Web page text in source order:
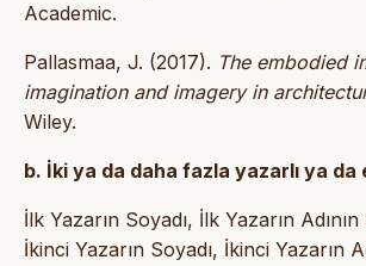
Academic.
Pallasmaa, J. (2017). The embodied
imagination and imagery in
Wiley.
b. İki ya da daha fazla yazarlı ya
İlk Yazarın Soyadı, İlk Yazarın
İkinci Yazarın Soyadı, İkinci Yazarın